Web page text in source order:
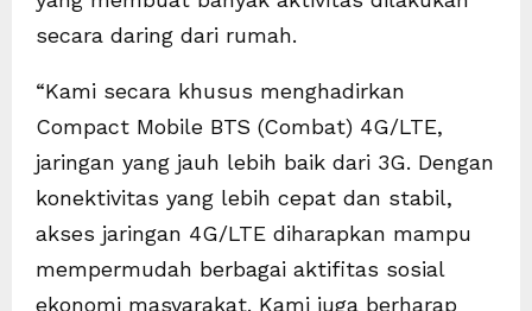
secara daring dari rumah.
“Kami secara khusus menghadirkan
Compact Mobile BTS (Combat) 4G/LTE,
jaringan yang jauh lebih baik dari 3G. Dengan
konektivitas yang lebih cepat dan stabil,
akses jaringan 4G/LTE diharapkan mampu
mempermudah berbagai aktifitas sosial
ekonomi masyarakat. Kami juga berharap